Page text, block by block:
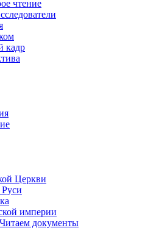
чтение
кадр
Церкви
империи
документы